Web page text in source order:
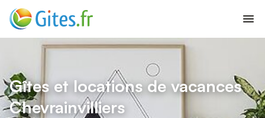
Gîtes et locations de vacances
Chevrainvilliers